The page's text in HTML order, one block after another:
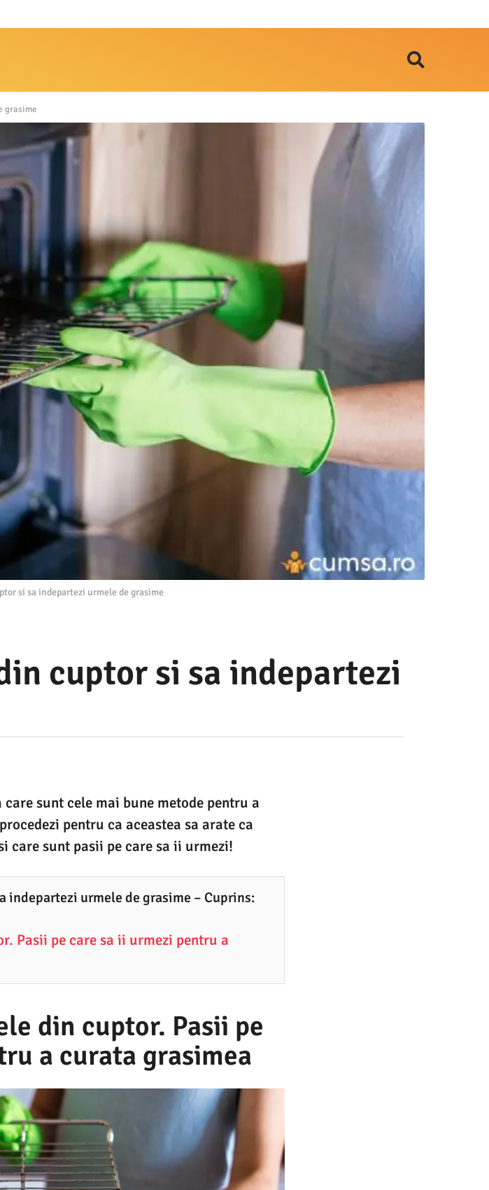
grasime
si sa indepartezi urmele de grasime
cuptor si sa indepartezi
sunt cele mai bune metode pentru a
pentru ca aceastea sa arate ca
care sunt pasii pe care sa ii urmezi!
indepartezi urmele de grasime – Cuprins:
Pasii pe care sa ii urmezi pentru a
din cuptor. Pasii pe
a curata grasimea